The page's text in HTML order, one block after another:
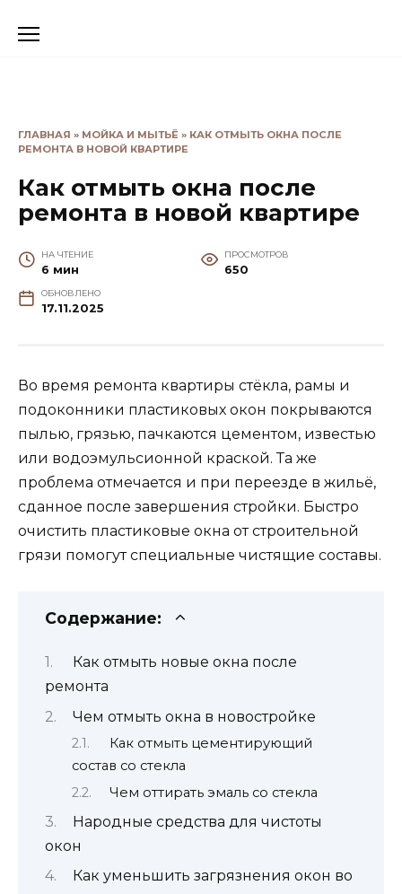
ГЛАВНАЯ » МОЙКА И МЫТЬЁ » КАК ОТМЫТЬ ОКНА ПОСЛЕ
РЕМОНТА В НОВОЙ КВАРТИРЕ
Как отмыть окна после
ремонта в новой квартире
НА ЧТЕНИЕ
6 мин
ПРОСМОТРОВ
650
ОБНОВЛЕНО
17.11.2025
Во время ремонта квартиры стёкла, рамы и
подоконники пластиковых окон покрываются
пылью, грязью, пачкаются цементом, известью
или водоэмульсионной краской. Та же
проблема отмечается и при переезде в жильё,
сданное после завершения стройки. Быстро
очистить пластиковые окна от строительной
грязи помогут специальные чистящие составы.
Содержание:
Как отмыть новые окна после
ремонта
Чем отмыть окна в новостройке
Как отмыть цементирующий
состав со стекла
Чем оттирать эмаль со стекла
Народные средства для чистоты
окон
Как уменьшить загрязнения окон во